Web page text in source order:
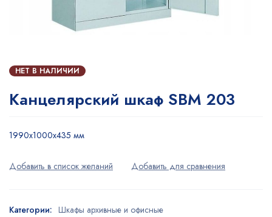
НЕТ В НАЛИЧИИ
Канцелярский шкаф SBM 203
1990x1000x435 мм
Категории: Шкафы архивные и офисные